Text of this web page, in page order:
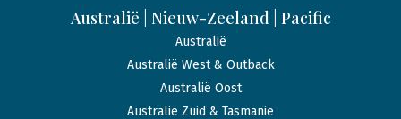
Australië | Nieuw-Zeeland | Pacific
Australië
Australië West & Outback
Australië Oost
Australië Zuid & Tasmanië